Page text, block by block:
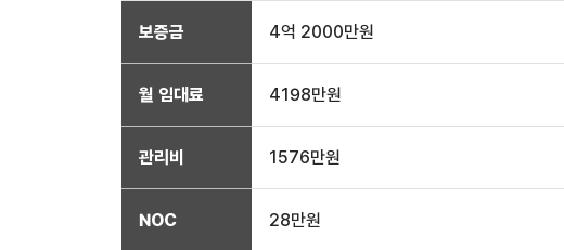
보증금 4억 2000만원
월 임대료 4198만원
관리비 1576만원
NOC 28만원